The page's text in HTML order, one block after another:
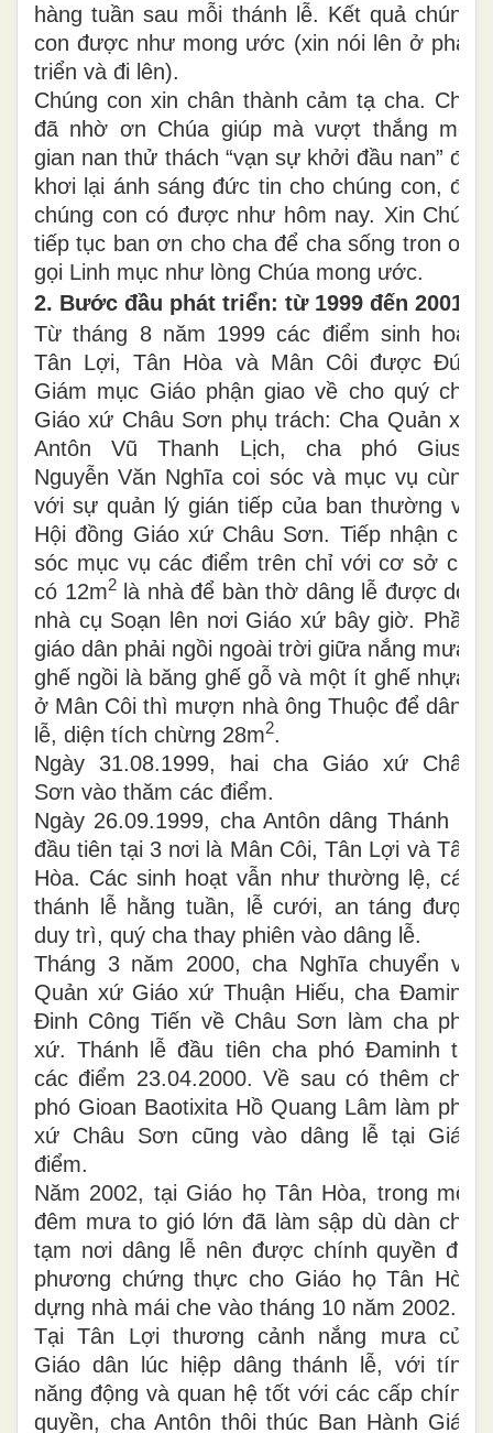
hàng tuần sau mỗi thánh lễ. Kết quả chúng
con được như mong ước (xin nói lên ở phát
triển và đi lên).
Chúng con xin chân thành cảm tạ cha. Cha
đã nhờ ơn Chúa giúp mà vượt thắng mọi
gian nan thử thách “vạn sự khởi đầu nan” để
khơi lại ánh sáng đức tin cho chúng con, để
chúng con có được như hôm nay. Xin Chúa
tiếp tục ban ơn cho cha để cha sống tron ơn
gọi Linh mục như lòng Chúa mong ước.
2. Bước đầu phát triển: từ 1999 đến 2001
Từ tháng 8 năm 1999 các điểm sinh hoạt
Tân Lợi, Tân Hòa và Mân Côi được Đức
Giám mục Giáo phận giao về cho quý cha
Giáo xứ Châu Sơn phụ trách: Cha Quản xứ
Antôn Vũ Thanh Lịch, cha phó Giuse
Nguyễn Văn Nghĩa coi sóc và mục vụ cùng
với sự quản lý gián tiếp của ban thường vụ
Hội đồng Giáo xứ Châu Sơn. Tiếp nhận coi
sóc mục vụ các điểm trên chỉ với cơ sở chỉ
có 12m2là nhà để bàn thờ dâng lễ được dời
nhà cụ Soạn lên nơi Giáo xứ bây giờ. Phần
giáo dân phải ngồi ngoài trời giữa nắng mưa,
ghế ngồi là băng ghế gỗ và một ít ghế nhựa,
ở Mân Côi thì mượn nhà ông Thuộc để dâng
lễ, diện tích chừng 28m2.
Ngày 31.08.1999, hai cha Giáo xứ Châu
Sơn vào thăm các điểm.
Ngày 26.09.1999, cha Antôn dâng Thánh lễ
đầu tiên tại 3 nơi là Mân Côi, Tân Lợi và Tân
Hòa. Các sinh hoạt vẫn như thường lệ, các
thánh lễ hằng tuần, lễ cưới, an táng được
duy trì, quý cha thay phiên vào dâng lễ.
Tháng 3 năm 2000, cha Nghĩa chuyển về
Quản xứ Giáo xứ Thuận Hiếu, cha Đaminh
Đinh Công Tiến về Châu Sơn làm cha phó
xứ. Thánh lễ đầu tiên cha phó Đaminh tại
các điểm 23.04.2000. Về sau có thêm cha
phó Gioan Baotixita Hồ Quang Lâm làm phó
xứ Châu Sơn cũng vào dâng lễ tại Giáo
điểm.
Năm 2002, tại Giáo họ Tân Hòa, trong một
đêm mưa to gió lớn đã làm sập dù dàn che
tạm nơi dâng lễ nên được chính quyền địa
phương chứng thực cho Giáo họ Tân Hòa
dựng nhà mái che vào tháng 10 năm 2002.
Tại Tân Lợi thương cảnh nắng mưa của
Giáo dân lúc hiệp dâng thánh lễ, với tính
năng động và quan hệ tốt với các cấp chính
quyền, cha Antôn thôi thúc Ban Hành Giáo